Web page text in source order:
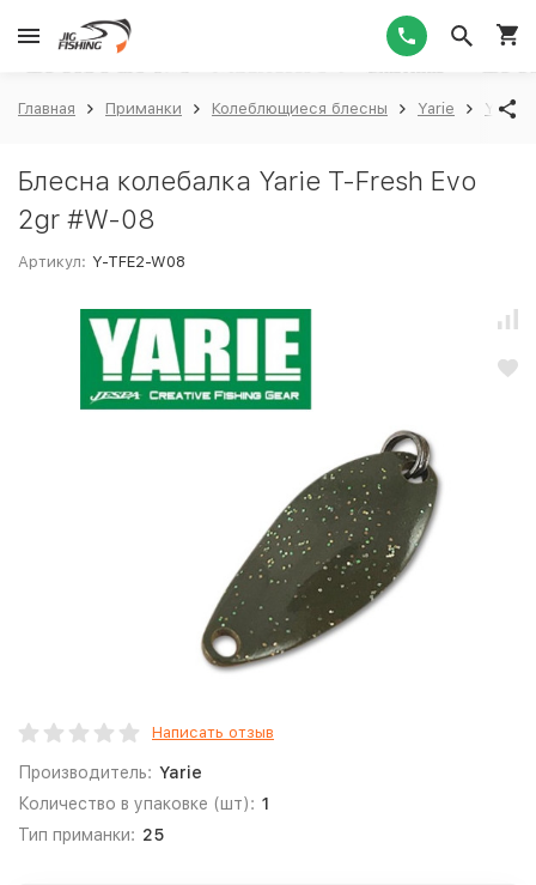
Главная Приманки Колеблющиеся блесны Yarie Yarie
Блесна колебалка Yarie T-Fresh Evo
2gr #W-08
Артикул: Y-TFE2-W08
Написать отзыв
Производитель: Yarie
Количество в упаковке (шт): 1
Тип приманки: 25